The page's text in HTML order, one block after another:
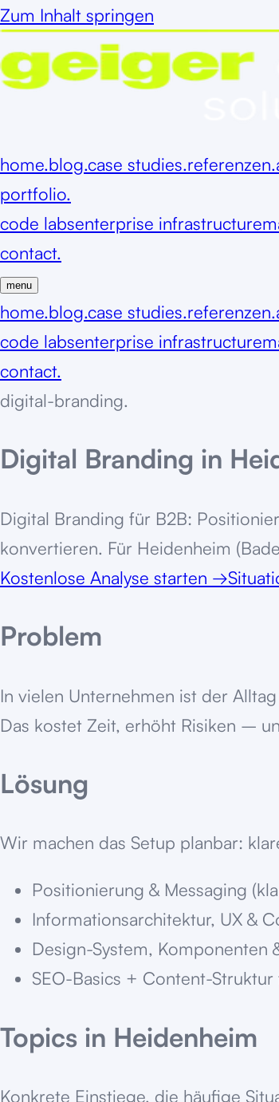
Zum Inhalt springen
home.blog.case studies.referenzen.
portfolio.
code labsenterprise infrastructure
contact.
menu
home.blog.case studies.referenzen.
code labsenterprise infrastructure
contact.
digital-branding.
Digital Branding in
Digital Branding für B2B:
konvertieren. Für Heidenheim
Kostenlose Analyse starten →
Problem
In vielen Unternehmen ist der
Das kostet Zeit, erhöht Risiken –
Lösung
Wir machen das Setup planbar:
Positionierung & Messaging
Informationsarchitektur, UX &
Design-System, Komponenten
SEO-Basics + Content-Struktur
Topics in Heidenheim
Konkrete Einstiege, die häufige